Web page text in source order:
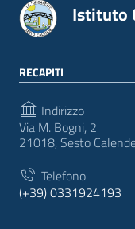
Istituto
RECAPITI
Indirizzo
Via M. Bogni, 2
21018, Sesto
Telefono
(+39) 0331924193